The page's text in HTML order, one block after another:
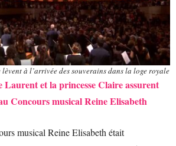
à l’arrivée des souverains dans la loge royale
Laurent et la princesse Claire assurent
Concours musical Reine Elisabeth
musical Reine Elisabeth était